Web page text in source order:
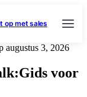
op met sales
augustus 3, 2026
voor